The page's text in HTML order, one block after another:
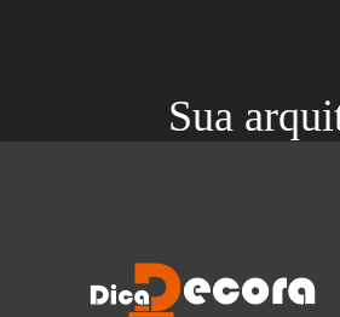
Sua arquiteta